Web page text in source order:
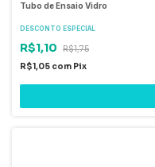
Tubo de Ensaio Vidro
DESCONTO ESPECIAL
R$1,10
R$1,75
R$1,05 com Pix